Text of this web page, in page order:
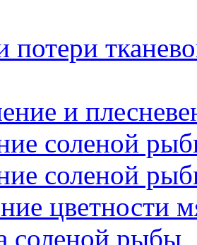
потери
и
соленой
соленой
цветности
соленой рыбы